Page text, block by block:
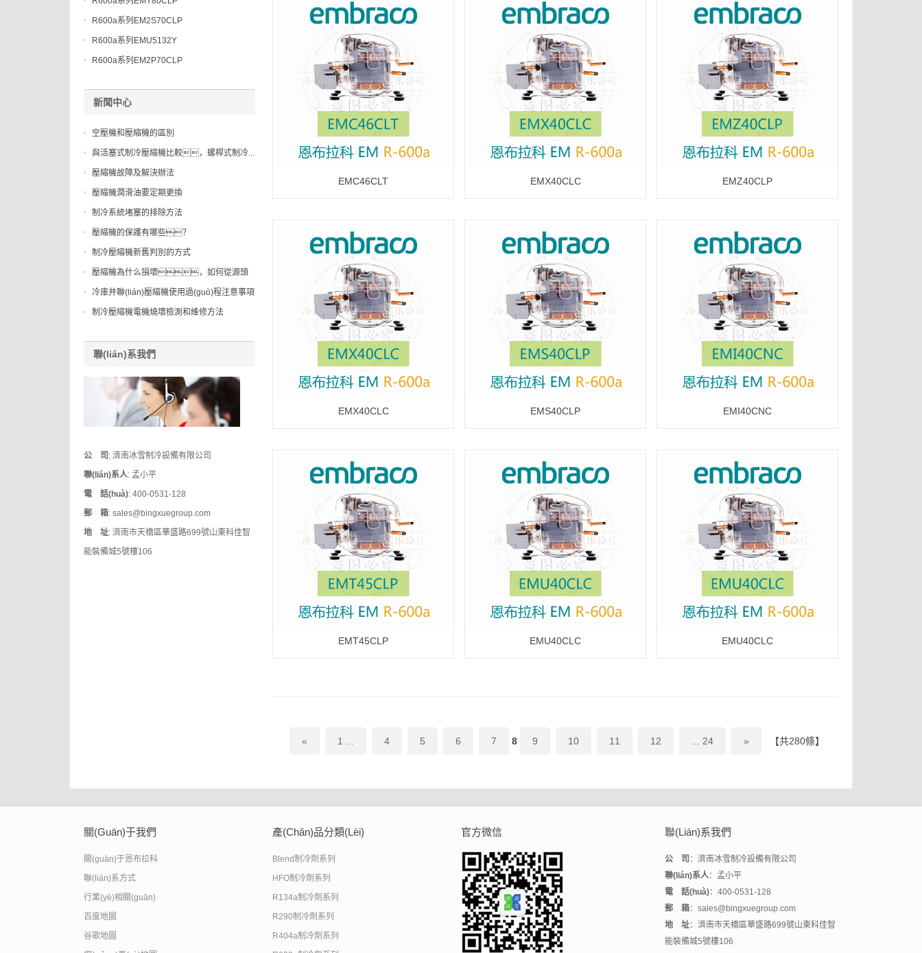
EMC46CLT EMX40CLC EMZ40CLP
EMX40CLC EMS40CLP EMI40CNC
EMT45CLP EMU40CLC EMU40CLC
« 1 ... 4 5 6 7 8 9 10 11 12 ... 24 » 【共280條】
R600a系列EM2S70CLP
R600a系列EMU5132Y
R600a系列EM2P70CLP
新聞中心
空壓機和壓縮機的區別
與活塞式制冷壓縮機比較，螺桿式制冷...
壓縮機故障及解決辦法
壓縮機潤滑油要定期更換
制冷系統堵塞的排除方法
壓縮機的保護有哪些？
制冷壓縮機新舊判別的方式
壓縮機為什么損壞，如何從源頭
預防，...
冷庫并聯(lián)壓縮機使用過(guò)程注意事項
制冷壓縮機電機燒壞檢測和維修方法
聯(lián)系我們
公 司 : 濟南冰雪制冷設備有限公司
聯(lián)系人: 孟小平
電 話(huà): 400-0531-128
郵 箱: sales@bingxuegroup.com
地 址: 濟南市天橋區華盛路699號山東科佳智
能裝備城5號樓106
關(guān)于我們
關(guān)于恩布拉科
聯(lián)系方式
行業(yè)相關(guān)
百度地圖
谷歌地圖
產(chǎn)品分類(lèi)
Blend制冷劑系列
HFO制冷劑系列
R134a制冷劑系列
R290制冷劑系列
R404a制冷劑系列
官方微信 聯(lián)系我們
公 司 ：濟南冰雪制冷設備有限公司
聯(lián)系人：孟小平
電 話(huà)：400-0531-128
郵 箱：sales@bingxuegroup.com
地 址：濟南市天橋區華盛路699號山東科佳智
能裝備城5號樓106